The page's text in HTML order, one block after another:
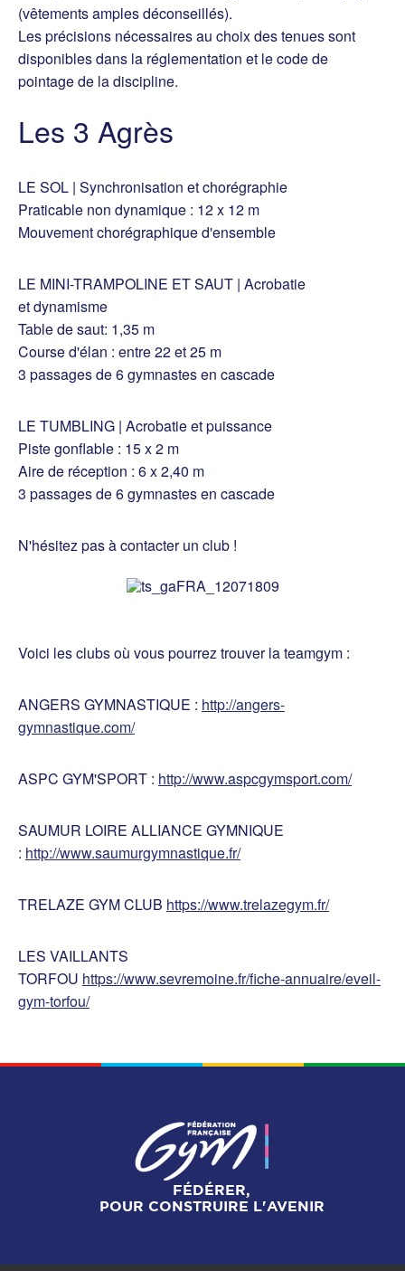
(vêtements amples déconseillés).
Les précisions nécessaires au choix des tenues sont
disponibles dans la réglementation et le code de
pointage de la discipline.
Les 3 Agrès
LE SOL | Synchronisation et chorégraphie
Praticable non dynamique : 12 x 12 m
Mouvement chorégraphique d'ensemble
LE MINI-TRAMPOLINE ET SAUT | Acrobatie
et dynamisme
Table de saut: 1,35 m
Course d'élan : entre 22 et 25 m
3 passages de 6 gymnastes en cascade
LE TUMBLING | Acrobatie et puissance
Piste gonflable : 15 x 2 m
Aire de réception : 6 x 2,40 m
3 passages de 6 gymnastes en cascade
N'hésitez pas à contacter un club !
Voici les clubs où vous pourrez trouver la teamgym :
ANGERS GYMNASTIQUE : http://angers-
gymnastique.com/
ASPC GYM'SPORT : http://www.aspcgymsport.com/
SAUMUR LOIRE ALLIANCE GYMNIQUE
: http://www.saumurgymnastique.fr/
TRELAZE GYM CLUB https://www.trelazegym.fr/
LES VAILLANTS
TORFOU https://www.sevremoine.fr/fiche-annuaire/eveil-
gym-torfou/
FÉDÉRER,
POUR CONSTRUIRE L'AVENIR